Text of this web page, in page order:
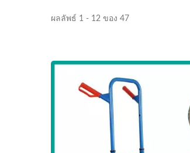
ผลลัพธ์ 1 - 12 ของ 47